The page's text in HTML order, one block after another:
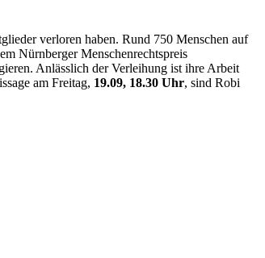
verloren haben. Rund 750 Menschen auf
Nürnberger Menschenrechtspreis
Anlässlich der Verleihung ist ihre Arbeit
am Freitag, 19.09, 18.30 Uhr, sind Robi